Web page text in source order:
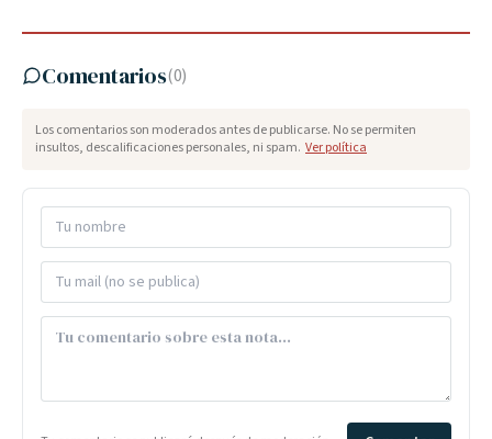
Comentarios(0)
Los comentarios son moderados antes de publicarse. No se permiten
insultos, descalificaciones personales, ni spam. Ver política